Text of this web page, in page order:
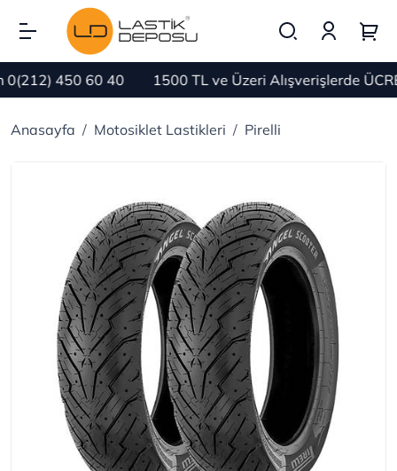
450 60 40 1500 TL ve Üzeri Alışverişlerde
Anasayfa Motosiklet Lastikleri Pirelli